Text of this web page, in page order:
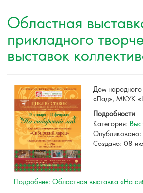
Областная
прикладного
выставок
Дом народного
«Лад», МКУК
Подробности
Категория:
Создано: 08
Подробнее: Областная выставка «На